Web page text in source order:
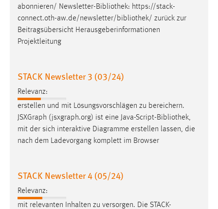
abonnieren/ Newsletter-Bibliothek: https://stack-
connect.oth-aw.de/newsletter/bibliothek/ zurück zur
Beitragsübersicht Herausgeberinformationen
Projektleitung
STACK Newsletter 3 (03/24)
Relevanz:
erstellen und mit Lösungsvorschlägen zu bereichern.
JSXGraph (jsxgraph.org) ist eine Java-Script-Bibliothek,
mit der sich interaktive Diagramme erstellen lassen, die
nach dem Ladevorgang komplett im Browser
STACK Newsletter 4 (05/24)
Relevanz:
mit relevanten Inhalten zu versorgen. Die STACK-